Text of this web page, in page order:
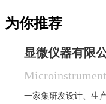
为你推荐
显微仪器有限
一家集研发设计、生